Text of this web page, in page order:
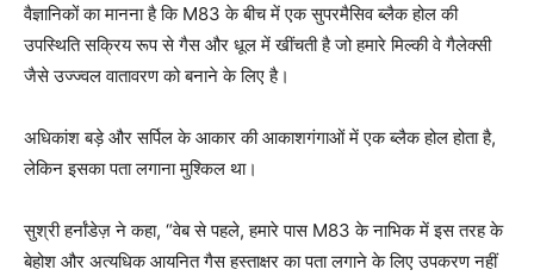
वैज्ञानिकों का मानना ​​है कि M83 के बीच में एक सुपरमैसिव ब्लैक होल की
उपस्थिति सक्रिय रूप से गैस और धूल में खींचती है जो हमारे मिल्की वे गैलेक्सी
जैसे उज्ज्वल वातावरण को बनाने के लिए है।
अधिकांश बड़े और सर्पिल के आकार की आकाशगंगाओं में एक ब्लैक होल होता है,
लेकिन इसका पता लगाना मुश्किल था।
सुश्री हर्नांडेज़ ने कहा, “वेब से पहले, हमारे पास M83 के नाभिक में इस तरह के
बेहोश और अत्यधिक आयनित गैस हस्ताक्षर का पता लगाने के लिए उपकरण नहीं